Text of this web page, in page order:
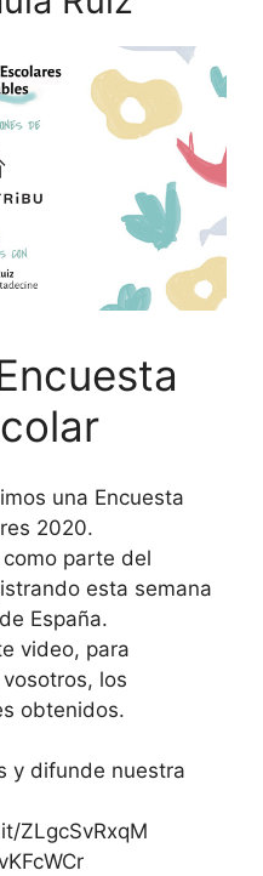
una Encuesta
2020.
parte del
esta semana
España.
video, para
los
obtenidos.
y difunde nuestra
ZLgcSvRxqM